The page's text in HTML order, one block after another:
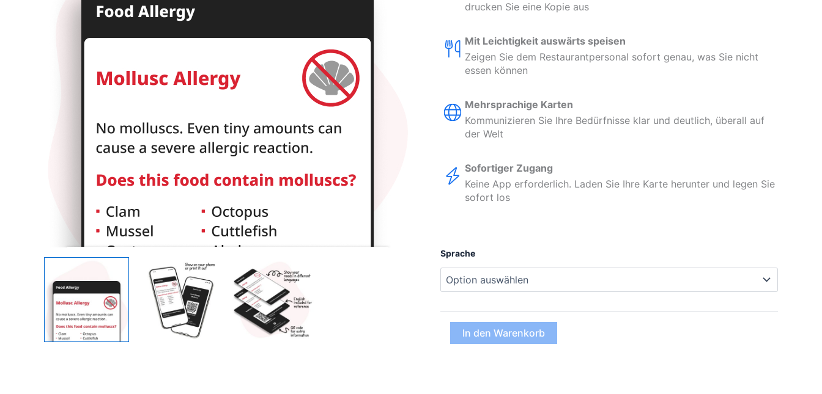
drucken Sie eine Kopie aus
Mit Leichtigkeit auswärts speisen
Zeigen Sie dem Restaurantpersonal sofort genau, was Sie nicht
essen können
Mehrsprachige Karten
Kommunizieren Sie Ihre Bedürfnisse klar und deutlich, überall auf
der Welt
Sofortiger Zugang
Keine App erforderlich. Laden Sie Ihre Karte herunter und legen Sie
sofort los
Sprache
Weichtierallergie
Digitale
In den Warenkorb